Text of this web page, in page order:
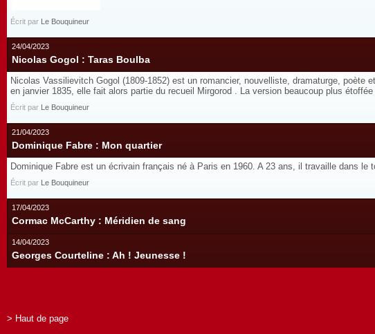
Écrit par Le Bouquineur
24/04/2023
Nicolas Gogol : Taras Boulba
Nicolas Vassilievitch Gogol (1809-1852) est un romancier, nouvelliste, dramaturge,
en janvier 1835, elle fait alors partie du recueil Mirgorod . La version beaucoup plus
Écrit par Le Bouquineur
21/04/2023
Dominique Fabre : Mon quartier
Dominique Fabre est un écrivain français né à Paris en 1960. A 23 ans, il travaille dans
Écrit par Le Bouquineur
17/04/2023
Cormac McCarthy : Méridien de sang
14/04/2023
Georges Courteline : Ah ! Jeunesse !
> Haut de page